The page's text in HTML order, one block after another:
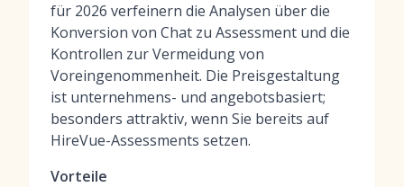
für 2026 verfeinern die Analysen über die
Konversion von Chat zu Assessment und die
Kontrollen zur Vermeidung von
Voreingenommenheit. Die Preisgestaltung
ist unternehmens- und angebotsbasiert;
besonders attraktiv, wenn Sie bereits auf
HireVue-Assessments setzen.
Vorteile